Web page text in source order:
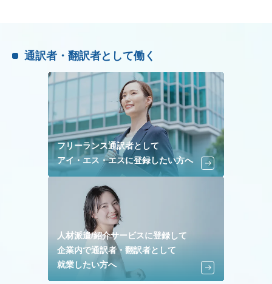
通訳者・翻訳者として働く
フリーランス通訳者として
アイ・エス・エスに登録したい方へ
人材派遣/紹介サービスに登録して
企業内で通訳者・翻訳者として
就業したい方へ